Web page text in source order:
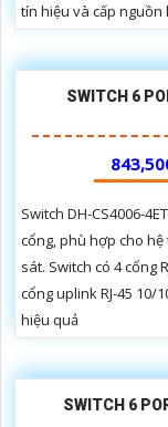
tín hiệu và cấp nguồn
SWITCH 6
Switch DH-CS4006-
cổng, phù hợp cho
sát. Switch có 4 cổng
cổng uplink RJ-45
hiệu quả
SWITCH 6